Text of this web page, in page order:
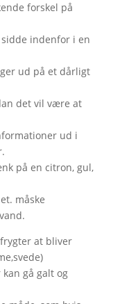
forskel på
indenfor i en
ud på et dårligt
det vil være at
ud i
på en citron, gul,
måske
at bliver
gå galt og